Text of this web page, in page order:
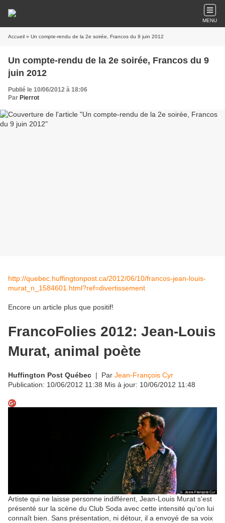
MENU
Accueil » Un compte-rendu de la 2e soirée, Francos du 9 juin 2012
Un compte-rendu de la 2e soirée, Francos du 9
juin 2012
Publié le 10/06/2012 à 18:06
Par Pierrot
http://quebec.huffingtonpost.ca/2012/06/10/francos-jean-louis-
murat_n_1584601.html?ref=divertissement
Encore un article plus que positif!
FrancoFolies 2012: Jean-Louis
Murat, animal poète
Huffington Post Québec | Par Jean-François Cyr
Publication: 10/06/2012 11:38 Mis à jour: 10/06/2012 11:48
Artiste qui ne laisse personne indifférent, Jean-Louis Murat s'est
présenté sur la scène du Club Soda avec cette intensité qu'on lui
connaît bien. Sans présentation, ni détour, il a envoyé de sa voix